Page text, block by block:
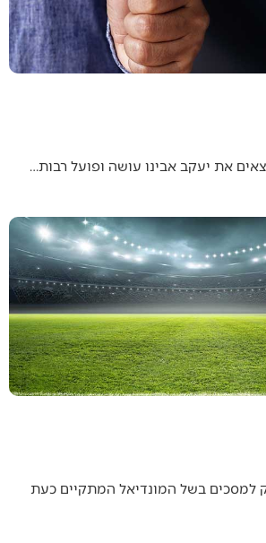
את יעקב אבינו עושה ופועל רבות…
למסכים בשל המונדיאל המתקיים כעת